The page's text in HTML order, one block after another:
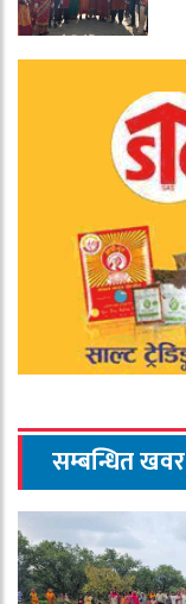
सम्बन्धित खवर